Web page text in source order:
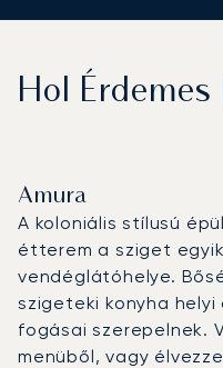
Hol Érdemes
Amura
A koloniális stílusú
étterem a sziget
vendéglátóhelye.
szigeteki konyha
fogásai szerepelnek.
menüből, vagy